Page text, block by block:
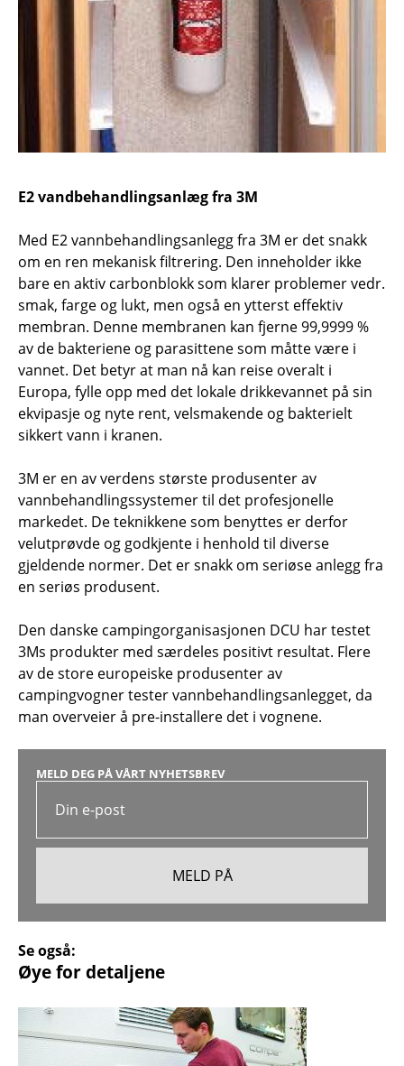
E2 vandbehandlingsanlæg fra 3M
Med E2 vannbehandlingsanlegg fra 3M er det snakk
om en ren mekanisk filtrering. Den inneholder ikke
bare en aktiv carbonblokk som klarer problemer vedr.
smak, farge og lukt, men også en ytterst effektiv
membran. Denne membranen kan fjerne 99,9999 %
av de bakteriene og parasittene som måtte være i
vannet. Det betyr at man nå kan reise overalt i
Europa, fylle opp med det lokale drikkevannet på sin
ekvipasje og nyte rent, velsmakende og bakterielt
sikkert vann i kranen.
3M er en av verdens største produsenter av
vannbehandlingssystemer til det profesjonelle
markedet. De teknikkene som benyttes er derfor
velutprøvde og godkjente i henhold til diverse
gjeldende normer. Det er snakk om seriøse anlegg fra
en seriøs produsent.
Den danske campingorganisasjonen DCU har testet
3Ms produkter med særdeles positivt resultat. Flere
av de store europeiske produsenter av
campingvogner tester vannbehandlingsanlegget, da
man overveier å pre-installere det i vognene.
MELD DEG PÅ VÅRT NYHETSBREV
Se også:
Øye for detaljene